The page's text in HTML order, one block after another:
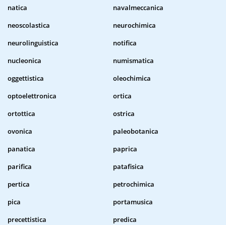
natica
navalmeccanica
neoscolastica
neurochimica
neurolinguistica
notifica
nucleonica
numismatica
oggettistica
oleochimica
optoelettronica
ortica
ortottica
ostrica
ovonica
paleobotanica
panatica
paprica
parifica
patafisica
pertica
petrochimica
pica
portamusica
precettistica
predica